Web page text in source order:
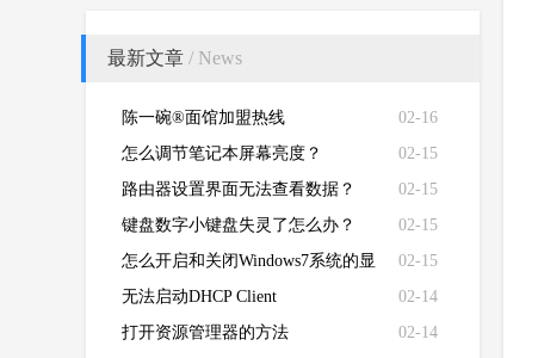
最新文章 / News
02-16
陈一碗®面馆加盟热线
02-15
怎么调节笔记本屏幕亮度？
02-15
路由器设置界面无法查看数据？
02-15
键盘数字小键盘失灵了怎么办？
02-15
怎么开启和关闭Windows7系统的显
卡硬件加速功能
02-14
无法启动DHCP Client
02-14
打开资源管理器的方法